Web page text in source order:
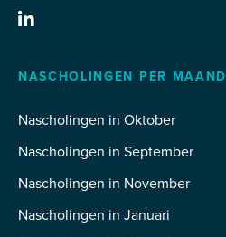
NASCHOLINGEN PER MAAND
Nascholingen in Oktober
Nascholingen in September
Nascholingen in November
Nascholingen in Januari